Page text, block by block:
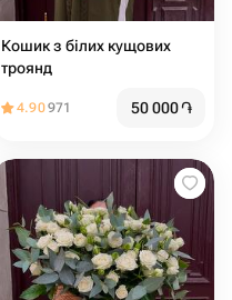
Кошик з білих кущових
троянд
4.90971 50 000֏